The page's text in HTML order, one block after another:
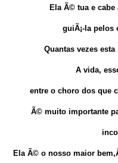
Ela Ã© tua e
guiÃ¡-la pelos
Quantas vezes
A vida,
entre o choro dos que
Ã© muito importante
Ela Ã© o nosso maior